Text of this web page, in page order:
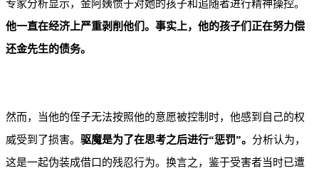
专家分析显示，金阿姨惯于对她的孩子和追随者进行精神操控。
他一直在经济上严重剥削他们。事实上，他的孩子们正在努力偿
还金先生的债务。
然而，当他的侄子无法按照他的意愿被控制时，他感到自己的权
威受到了损害。 驱魔是为了在思考之后进行“惩罚”。 分析认为，
这是一起伪装成借口的残忍行为。换言之，鉴于受害者当时已遭